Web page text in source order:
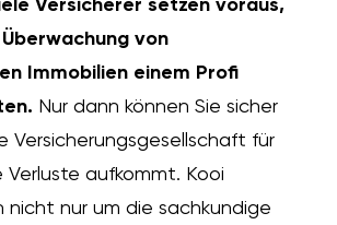
Versicherer setzen voraus,
von
Immobilien einem Profi
Nur dann können Sie sicher
Versicherungsgesellschaft für
aufkommt. Kooi
nicht nur um die sachkundige